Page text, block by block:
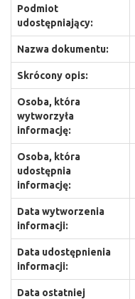
Podmiot
udostępniający:
Nazwa dokumentu:
Skrócony opis:
Osoba, która
wytworzyła
informację:
Osoba, która
udostępnia
informację:
Data wytworzenia
informacji:
Data udostępnienia
informacji:
Data ostatniej